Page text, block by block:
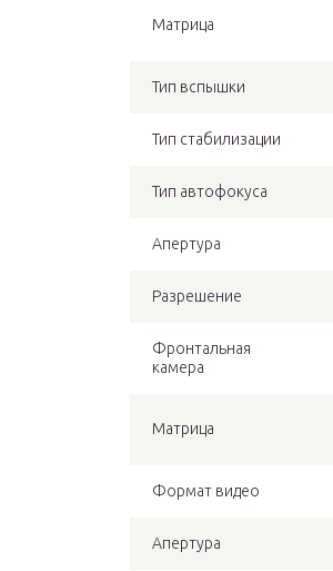
Матрица
Тип вспышки
Тип стабилизации
Тип автофокуса
Апертура
Разрешение
Фронтальная
камера
Матрица
Формат видео
Апертура